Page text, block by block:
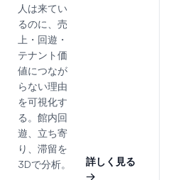
人は来てい
るのに、売
上・回遊・
テナント価
値につなが
らない理由
を可視化す
る。館内回
遊、立ち寄
り、滞留を
3Dで分析。
詳しく見る
→